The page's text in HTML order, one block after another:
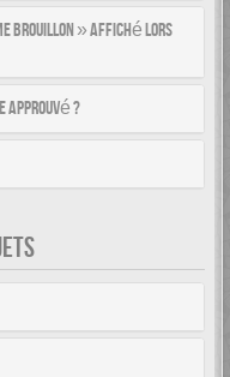
brouillon » affiché lors
approuvé ?